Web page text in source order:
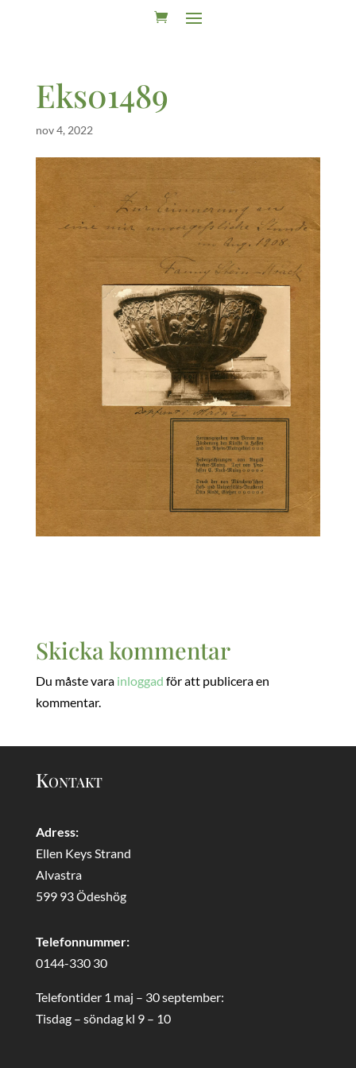
Eks01489
nov 4, 2022
Skicka kommentar
Du måste vara inloggad för att publicera en
kommentar.
Kontakt
Adress:
Ellen Keys Strand
Alvastra
599 93 Ödeshög
Telefonnummer:
0144-330 30
Telefontider 1 maj – 30 september:
Tisdag – söndag kl 9 – 10